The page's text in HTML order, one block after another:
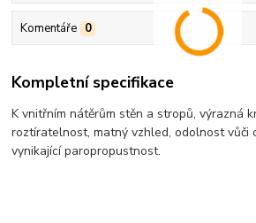
Komentáře 0
Kompletní specifikace
K vnitřním nátěrům stěn a stropů, výrazná
roztíratelnost, matný vzhled, odolnost vůči
vynikající paropropustnost.